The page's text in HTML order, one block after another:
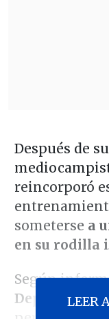
Después de
reincorporó
someterse a
en su rodilla
Según
Deportes, el
LEER